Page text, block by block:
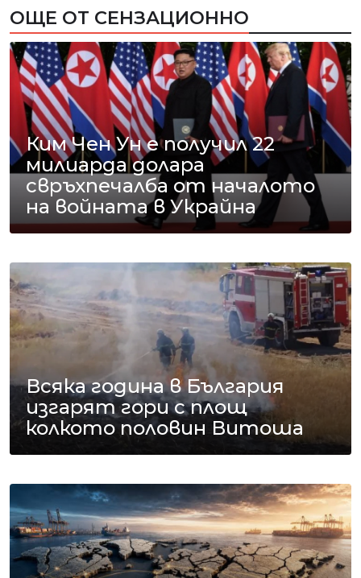
ОЩЕ ОТ СЕНЗАЦИОННО
Ким Чен Ун е получил 22
милиарда долара
свръхпечалба от началото
на войната в Украйна
Всяка година в България
изгарят гори с площ
колкото половин Витоша